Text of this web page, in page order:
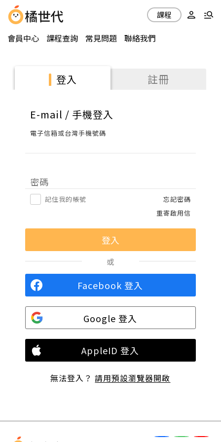
會員中心 課程查詢 常見問題 聯絡我們
課程
登入 註冊
E-mail / 手機登入
電子信箱或台灣手機號碼
密碼
記住我的帳號
忘記密碼
重寄啟用信
或
Facebook 登入
Google 登入
AppleID 登入
無法登入？請用預設瀏覽器開啟